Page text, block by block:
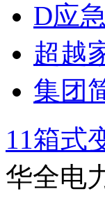
D应
超越
集团
11箱式
华全电